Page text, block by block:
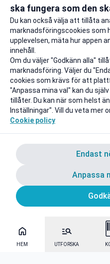
HEM UTFORSKA
Till rabatten
ska fungera som den
Du kan också välja att tillåta
marknadsföringscookies som
upplevelsen, mäta hur appen
innehåll.
Om du väljer "Godkänn alla"
marknadsföring. Väljer du
cookies som krävs för att
"Anpassa mina val" kan du
tillåter. Du kan när som helst
Inställningar". Vill du veta mer
Cookie policy
Endast
Anpassa